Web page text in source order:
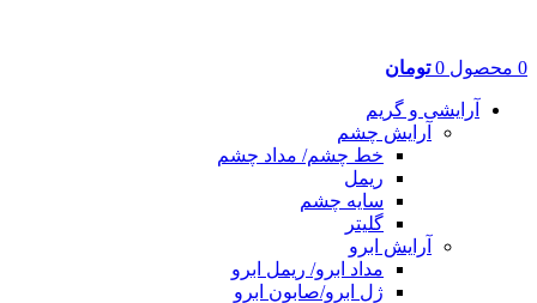
0 محصول 0 تومان
آرایشی و گریم
آرایش چشم
خط چشم/ مداد چشم
ریمل
سایه چشم
گلیتر
آرایش ابرو
مداد ابرو/ ریمل ابرو
ژل ابرو/صابون ابرو